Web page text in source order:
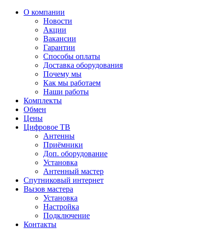
О компании
Новости
Акции
Вакансии
Гарантии
Способы оплаты
Доставка оборудования
Почему мы
Как мы работаем
Наши работы
Комплекты
Обмен
Цены
Цифровое ТВ
Антенны
Приёмники
Доп. оборудование
Установка
Антенный мастер
Спутниковый интернет
Вызов мастера
Установка
Настройка
Подключение
Контакты